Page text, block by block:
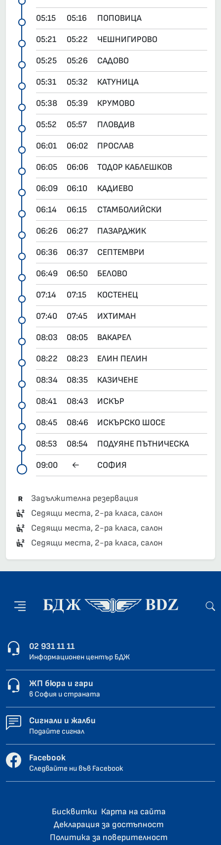
05:15 05:16 ПОПОВИЦА
05:21 05:22 ЧЕШНИГИРОВО
05:25 05:26 САДОВО
05:31 05:32 КАТУНИЦА
05:38 05:39 КРУМОВО
05:52 05:57 ПЛОВДИВ
06:01 06:02 ПРОСЛАВ
06:05 06:06 ТОДОР КАБЛЕШКОВ
06:09 06:10 КАДИЕВО
06:14 06:15 СТАМБОЛИЙСКИ
06:26 06:27 ПАЗАРДЖИК
06:36 06:37 СЕПТЕМВРИ
06:49 06:50 БЕЛОВО
07:14 07:15 КОСТЕНЕЦ
07:40 07:45 ИХТИМАН
08:03 08:05 ВАКАРЕЛ
08:22 08:23 ЕЛИН ПЕЛИН
08:34 08:35 КАЗИЧЕНЕ
08:41 08:43 ИСКЪР
08:45 08:46 ИСКЪРСКО ШОСЕ
08:53 08:54 ПОДУЯНЕ ПЪТНИЧЕСКА
09:00 ← СОФИЯ
Задължителна резервация
Седящи места, 2-ра класа, салон
Седящи места, 2-ра класа, салон
Седящи места, 2-ра класа, салон
02 931 11 11
Информационен център БДЖ
ЖП бюра и гари
в София и страната
Сигнали и жалби
Подайте сигнал
Facebook
Следвайте ни във Facebook
Бисквитки Карта на сайта
Декларация за достъпност
Политика за поверителност